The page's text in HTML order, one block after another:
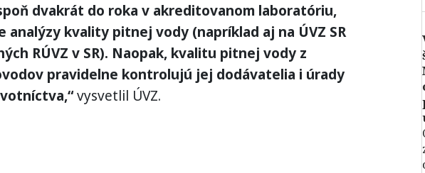
dvakrát do roka v akreditovanom laboratóriu,
kvality pitnej vody (napríklad aj na ÚVZ SR
RÚVZ v SR). Naopak, kvalitu pitnej vody z
pravidelne kontrolujú jej dodávatelia i úrady
vysvetlil ÚVZ.